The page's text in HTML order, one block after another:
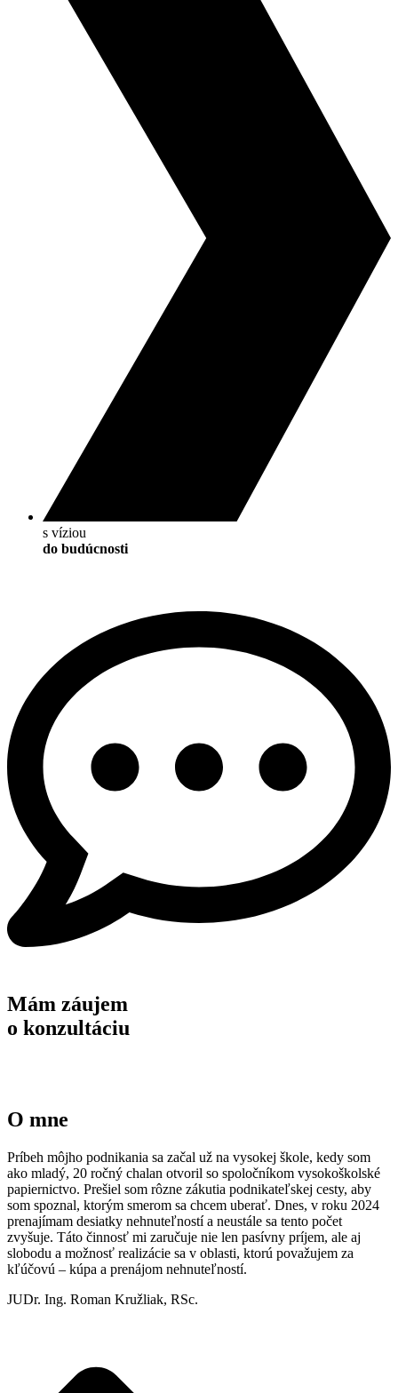
s víziou
do budúcnosti
Mám záujem
o konzultáciu
O mne
Príbeh môjho podnikania sa začal už na vysokej škole, kedy som
ako mladý, 20 ročný chalan otvoril so spoločníkom vysokoškolské
papiernictvo. Prešiel som rôzne zákutia podnikateľskej cesty, aby
som spoznal, ktorým smerom sa chcem uberať. Dnes, v roku 2024
prenajímam desiatky nehnuteľností a neustále sa tento počet
zvyšuje. Táto činnosť mi zaručuje nie len pasívny príjem, ale aj
slobodu a možnosť realizácie sa v oblasti, ktorú považujem za
kľúčovú – kúpa a prenájom nehnuteľností.
JUDr. Ing. Roman Kružliak, RSc.